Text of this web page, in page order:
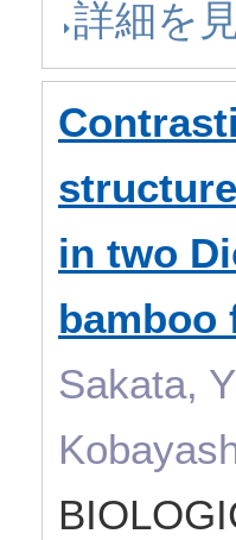
詳細を
in two
bamboo
Sakata,